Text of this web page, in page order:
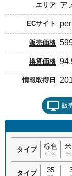
エリア ア
ECサイト
販売価格
換算価格
情報取得日
販
タイプ 棕色
棕色
タイプ 35